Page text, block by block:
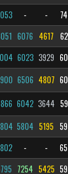
- -
6076 4617
6023 3929
6506 4807
6042 3644
5804 5195
- -
7254 5425